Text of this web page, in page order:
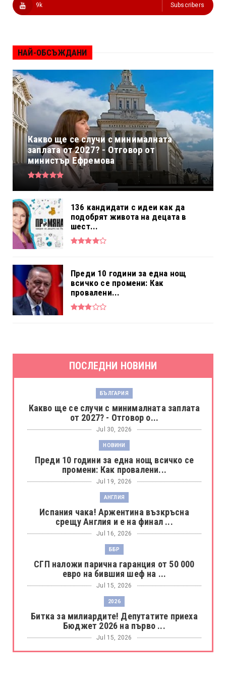
9k Subscribers
НАЙ-ОБСЪЖДАНИ
Какво ще се случи с минималната
заплата от 2027? - Отговор от
министър Ефремова
136 кандидати с идеи как да
подобрят живота на децата в
шест...
Преди 10 години за една нощ
всичко се промени: Как
провалени...
ПОСЛЕДНИ НОВИНИ
БЪЛГАРИЯ
Какво ще се случи с минималната заплата
от 2027? - Отговор о...
Jul 30, 2026
НОВИНИ
Преди 10 години за една нощ всичко се
промени: Как провалени...
Jul 19, 2026
АНГЛИЯ
Испания чака! Аржентина възкръсна
срещу Англия и е на финал ...
Jul 16, 2026
ББР
СГП наложи парична гаранция от 50 000
евро на бившия шеф на ...
Jul 15, 2026
2026
Битка за милиардите! Депутатите приеха
Бюджет 2026 на първо ...
Jul 15, 2026
БОРАЦ